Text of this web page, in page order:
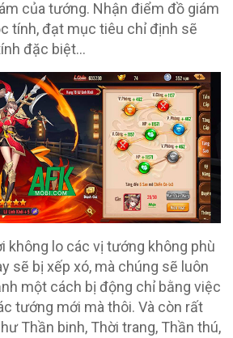
của tướng. Nhận điểm đồ giám
tính, đạt mục tiêu chỉ định sẽ
đặc biệt…
không lo các vị tướng không phù
sẽ bị xếp xó, mà chúng sẽ luôn
một cách bị động chỉ bằng việc
tướng mới mà thôi. Và còn rất
Thần binh, Thời trang, Thần thú,